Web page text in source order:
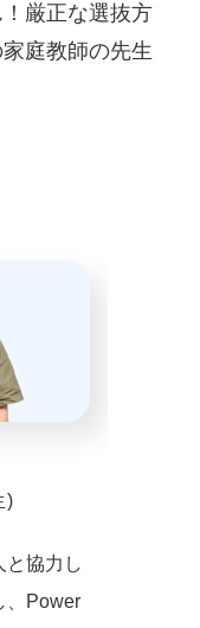
厳正な選抜方
庭教師の先生
)
と協力し
、Power